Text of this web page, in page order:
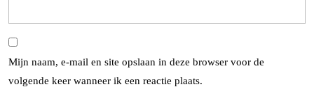
Mijn naam, e-mail en site opslaan in deze browser voor de
volgende keer wanneer ik een reactie plaats.